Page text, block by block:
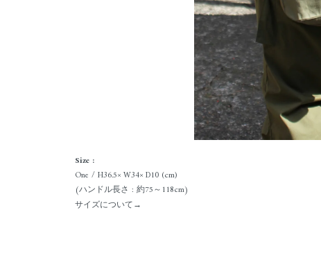
Size :
One / H36.5× W34× D10 (cm)
(ハンドル長さ : 約75～118cm)
サイズについて→